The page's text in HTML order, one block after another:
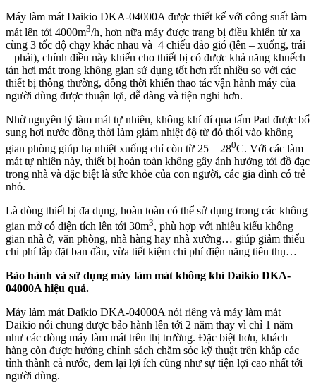
Máy làm mát Daikio DKA-04000A được thiết kế với công suất làm
mát lên tới 4000m3/h, hơn nữa máy được trang bị điều khiển từ xa
cùng 3 tốc độ chạy khác nhau và 4 chiếu đảo gió (lên – xuống, trái
– phải), chính điều này khiến cho thiết bị có được khả năng khuếch
tán hơi mát trong không gian sử dụng tốt hơn rất nhiều so với các
thiết bị thông thường, đồng thời khiến thao tác vận hành máy của
người dùng được thuận lợi, dễ dàng và tiện nghi hơn.
Nhờ nguyên lý làm mát tự nhiên, không khí đí qua tấm Pad được bổ
sung hơi nước đồng thời làm giảm nhiệt độ từ đó thổi vào không
gian phòng giúp hạ nhiệt xuống chỉ còn từ 25 – 280C. Với các làm
mát tự nhiên này, thiết bị hoàn toàn không gây ảnh hưởng tới đồ đạc
trong nhà và đặc biệt là sức khỏe của con người, các gia đình có trẻ
nhỏ.
Là dòng thiết bị đa dụng, hoàn toàn có thể sử dụng trong các không
gian mở có diện tích lên tới 30m3, phù hợp với nhiều kiểu không
gian nhà ở, văn phòng, nhà hàng hay nhà xưởng… giúp giảm thiểu
chi phí lắp đặt ban đầu, vừa tiết kiệm chi phí điện năng tiêu thụ…
Bảo hành và sử dụng máy làm mát không khí Daikio DKA-
04000A hiệu quả.
Máy làm mát Daikio DKA-04000A nói riêng và máy làm mát
Daikio nói chung được bảo hành lên tới 2 năm thay vì chỉ 1 năm
như các dòng máy làm mát trên thị trường. Đặc biệt hơn, khách
hàng còn được hưởng chính sách chăm sóc kỹ thuật trên khắp các
tỉnh thành cả nước, đem lại lợi ích cũng như sự tiện lợi cao nhất tới
người dùng.